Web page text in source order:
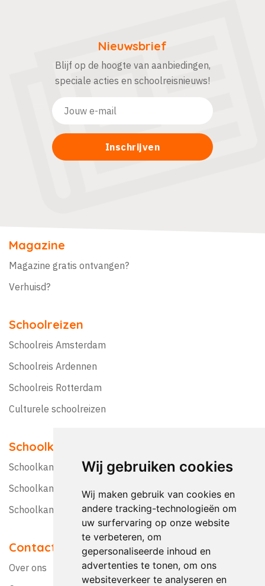
Wij gebruiken cookies
Wij maken gebruik van cookies en
andere tracking-technologieën om
uw surfervaring op onze website
te verbeteren, om
gepersonaliseerde inhoud en
advertenties te tonen, om ons
websiteverkeer te analyseren en
Nieuwsbrief
Blijf op de hoogte van aanbiedingen,
speciale acties en schoolreisnieuws!
Magazine
Magazine gratis ontvangen?
Verhuisd?
Schoolreizen
Schoolreis Amsterdam
Schoolreis Ardennen
Schoolreis Rotterdam
Culturele schoolreizen
Schoolkampen
Schoolkamp Nederland
Schoolkamp België
Schoolkamptips
Contact
Over ons